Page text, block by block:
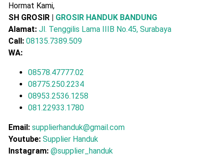
Hormat Kami,
SH GROSIR | GROSIR HANDUK BANDUNG
Alamat: Jl. Tenggilis Lama IIIB No.45, Surabaya
Call: 08135.7389.509
WA:
08578.47777.02
08775.250.2234
08953.2536.1258
081.22933.1780
Email: supplierhanduk@gmail.com
Youtube: Supplier Handuk
Instagram: @supplier_handuk